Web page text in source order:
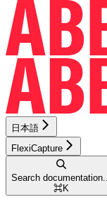
日本語
FlexiCapture
Search documentation...
⌘K